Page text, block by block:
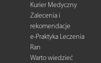
Kurier Medyczny
Zalecenia i
rekomendacje
e-Praktyka Leczenia
Ran
Warto wiedzieć